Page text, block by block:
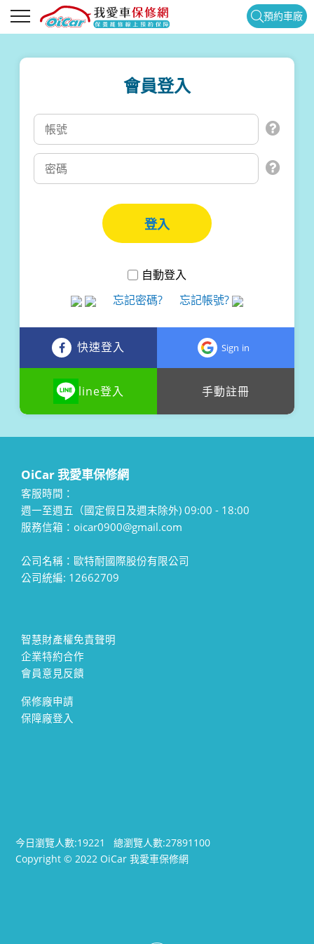
預約車廠
會員登入
自動登入
忘記密碼?
忘記帳號?
快速登入 Sign in
line登入 手動註冊
OiCar 我愛車保修網
客服時間：
週一至週五（國定假日及週末除外) 09:00 - 18:00
服務信箱：oicar0900@gmail.com
公司名稱：歐特耐國際股份有限公司
公司統編: 12662709
智慧財產權免責聲明
企業特約合作
會員意見反饋
保修廠申請
保障廠登入
今日瀏覽人數:19221總瀏覽人數:27891100
Copyright © 2022 OiCar 我愛車保修網